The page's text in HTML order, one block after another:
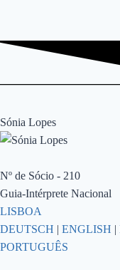
Sónia Lopes
Nº de Sócio - 210
Guia-Intérprete Nacional
LISBOA
DEUTSCH | ENGLISH |
PORTUGUÊS